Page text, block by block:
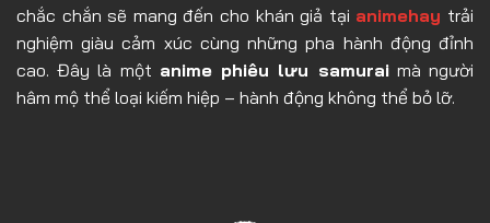
chắc chắn sẽ mang đến cho khán giả tại animehay trải
nghiệm giàu cảm xúc cùng những pha hành động đỉnh
cao. Đây là một anime phiêu lưu samuraimà người
hâm mộ thể loại kiếm hiệp – hành động không thể bỏ lỡ.